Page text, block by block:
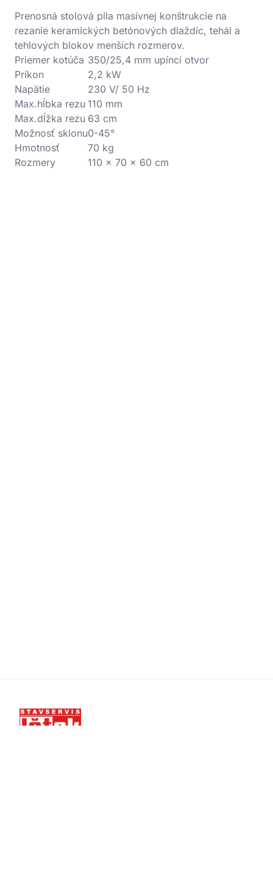
Prenosná stolová píla masívnej konštrukcie na
rezanie keramických betónových dlaždíc, tehál a
tehlových blokov menších rozmerov.
Priemer kotúča 350/25,4 mm upíncí otvor
Príkon
2,2 kW
Napätie
230 V/ 50 Hz
Max.hĺbka rezu 110 mm
Max.dĺžka rezu 63 cm
Možnosť sklonu0-45°
Hmotnosť
70 kg
Rozmery
110 x 70 x 60 cm